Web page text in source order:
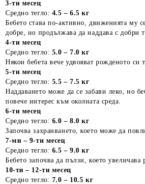
3-ти месец
Средно тегло: 4.5 – 6.5 кг
Бебето става по-активно, движенията му
добре, но продължава да наддава с добри
4-ти месец
Средно тегло: 5.0 – 7.0 кг
Някои бебета вече удвояват рожденото си
5-ти месец
Средно тегло: 5.5 – 7.5 кг
Наддаването може да се забави леко, но
повече интерес към околната среда.
6-ти месец
Средно тегло: 6.0 – 8.0 кг
Започва захранването, което може да
7-ми – 9-ти месец
Средно тегло: 6.5 – 9.0 кг
Бебето започва да пълзи, което увеличава
10-ти – 12-ти месец
Средно тегло: 7.0 – 10.5 кг